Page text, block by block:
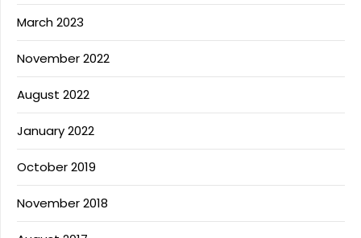
March 2023
November 2022
August 2022
January 2022
October 2019
November 2018